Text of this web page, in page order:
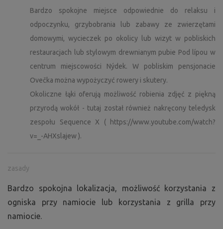
Bardzo spokojne miejsce odpowiednie do relaksu i
odpoczynku, grzybobrania lub zabawy ze zwierzętami
domowymi, wycieczek po okolicy lub wizyt w pobliskich
restauracjach lub stylowym drewnianym pubie Pod lípou w
centrum miejscowości Nýdek. W pobliskim pensjonacie
Ovečka można wypożyczyć rowery i skutery.
Okoliczne łąki oferują możliwość robienia zdjęć z piękną
przyrodą wokół - tutaj został również nakręcony teledysk
zespołu Sequence X ( https://www.youtube.com/watch?
v=_-AHXslajew ).
zasady
Bardzo spokojna lokalizacja, możliwość korzystania z
ogniska przy namiocie lub korzystania z grilla przy
namiocie.